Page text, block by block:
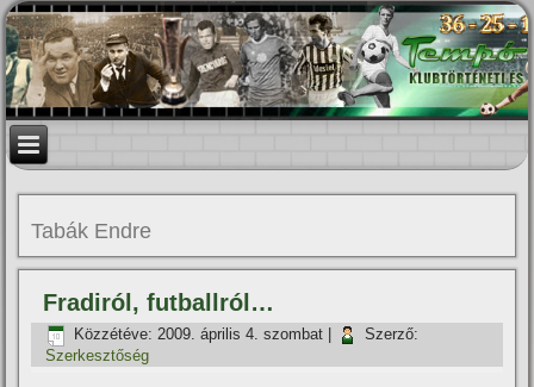
Tabák Endre
Fradiról, futballról…
Közzétéve: 2009. április 4. szombat
Szerző:
Szerkesztőség